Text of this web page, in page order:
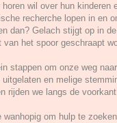
wil over hun kinderen
recherche lopen in en
dan? Gelach stijgt op in
het spoor geschraapt
stappen om onze weg
en melige
rijden we langs de
om hulp te